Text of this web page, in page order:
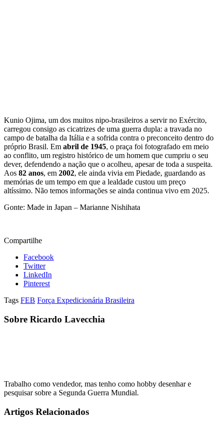
Kunio Ojima, um dos muitos nipo-brasileiros a servir no Exército,
carregou consigo as cicatrizes de uma guerra dupla: a travada no
campo de batalha da Itália e a sofrida contra o preconceito dentro do
próprio Brasil. Em abril de 1945, o praça foi fotografado em meio
ao conflito, um registro histórico de um homem que cumpriu o seu
dever, defendendo a nação que o acolheu, apesar de toda a suspeita.
Aos 82 anos, em 2002, ele ainda vivia em Piedade, guardando as
memórias de um tempo em que a lealdade custou um preço
altíssimo. Não temos informações se ainda continua vivo em 2025.
Gonte: Made in Japan – Marianne Nishihata
Compartilhe
Facebook
Twitter
LinkedIn
Pinterest
Tags FEB Força Expedicionária Brasileira
Sobre Ricardo Lavecchia
Trabalho como vendedor, mas tenho como hobby desenhar e
pesquisar sobre a Segunda Guerra Mundial.
Artigos Relacionados